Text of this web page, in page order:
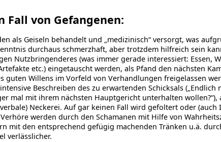
Fall von Gefangenen:
als Geiseln behandelt und „medizinisch“ versorgt, was
durchaus schmerzhaft, aber trotzdem hilfreich sein
Nutzbringenderes (was immer gerade interessiert: Essen,
etc.) eingetauscht werden, als Pfand den nächsten
guten Willens im Vorfeld von Verhandlungen freigelassen
Beschreiben des zu erwartenden Schicksals („Endlich
mal mit ihrem nächsten Hauptgericht unterhalten wollen?“),
Neckerei. Auf gar keinen Fall wird gefoltert oder (auch
werden durch den Schamanen mit Hilfe von
mit den entsprechend gefügig machenden Tränken u.ä.
verlässlicher.